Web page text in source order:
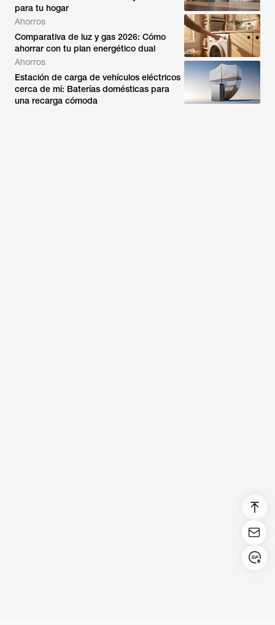
para tu hogar
Ahorros
Comparativa de luz y gas 2026: Cómo
ahorrar con tu plan energético dual
Ahorros
Estación de carga de vehículos eléctricos
cerca de mí: Baterías domésticas para
una recarga cómoda